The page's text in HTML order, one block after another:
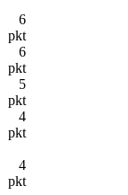
6
pkt
6
pkt
5
pkt
4
pkt
4
pkt